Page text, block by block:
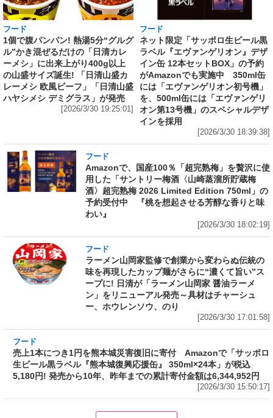
フード
1個で腹パンパン! 熱湯5分“グルグ
ル”かき混ぜるだけの「日清カレ
ーメシ」に出来上がり400g以上
の山盛サイズ誕生! 「日清山盛カ
レーメシ 欧風ビーフ」「日清山盛
ハヤシメシ デミグラス」が発売
[2026/3/30 19:25:01]
フード
ネット限定「サッポロ生ビール黒
ラベル『エヴァンゲリオン』デザ
イン缶 12本セットBOX」の予約
がAmazonでも実施中 350ml缶
には「エヴァンゲリオン初号機」
を、500ml缶には「エヴァンゲリ
オン第13号機」のスペシャルデザ
インを採用
[2026/3/30 18:39:38]
フード
Amazonで、国産100％「超完熟梅」を贅沢に使
用した「サントリー梅酒〈山崎蒸溜所貯蔵梅
酒〉超完熟梅 2026 Limited Edition 750ml」の
予約受付中 『桃を想起させる芳醇な香りと味
わい』
[2026/3/30 18:02:19]
フード
ラーメン山岡家監修で創業から変わらぬ伝統の
味を再現したカップ麺がさらに“濃くて旨い”ス
ープに! 日清が「ラーメン山岡家 醤油ラーメ
ン」をリニューアル発売～具材はチャーシュ
ー、ホウレンソウ、のり
[2026/3/30 17:01:58]
売上1本につき1円を熊本城災害復旧に寄付
Amazonで「サッポロ生ビール黒ラベル『熊本
城復興応援缶』 350ml×24本」が税込5,180円!
発売から10年、昨年までの累計寄付金額は
6,344,952円